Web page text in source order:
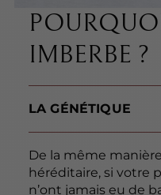
IMBERBE ?
LA GÉNÉTIQUE
De la même
héréditaire, si votre
n’ont jamais eu de